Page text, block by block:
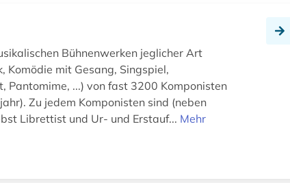
Bühnenwerken jeglicher Art
Komödie mit Gesang, Singspiel,
Pantomime, ...) von fast 3200 Komponisten
Zu jedem Komponisten sind (neben
Librettist und Ur- und Erstauf... Mehr